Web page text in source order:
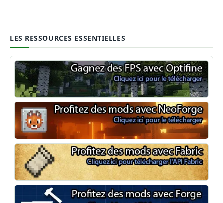
LES RESSOURCES ESSENTIELLES
Optifine
NeoForge
Minecraft Fabric